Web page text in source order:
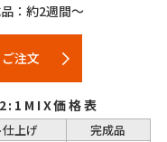
：約2週間～
注文
価格表
上げ
完成品